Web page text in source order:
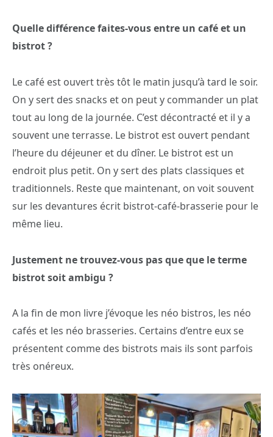
Quelle différence faites-vous entre un café et un
bistrot ?
Le café est ouvert très tôt le matin jusqu’à tard le soir.
On y sert des snacks et on peut y commander un plat
tout au long de la journée. C’est décontracté et il y a
souvent une terrasse. Le bistrot est ouvert pendant
l’heure du déjeuner et du dîner. Le bistrot est un
endroit plus petit. On y sert des plats classiques et
traditionnels. Reste que maintenant, on voit souvent
sur les devantures écrit bistrot-café-brasserie pour le
même lieu.
Justement ne trouvez-vous pas que que le terme
bistrot soit ambigu ?
A la fin de mon livre j’évoque les néo bistros, les néo
cafés et les néo brasseries. Certains d’entre eux se
présentent comme des bistrots mais ils sont parfois
très onéreux.